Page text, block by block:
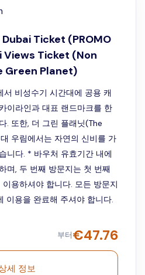
Ticket (PROMO
Views Ticket (Non
Green Planet)
비성수기 시간대에 공용 캐
이라인과 대표 랜드마크를 한
. 또한, 더 그린 플래닛(The
우림에서는 자연의 신비를 가
니다. * 바우처 유효기간 내에
며, 두 번째 방문지는 첫 번째
용하셔야 합니다. 모든 방문지
이용을 완료해 주셔야 합니다.
부터€47.76
세 정보